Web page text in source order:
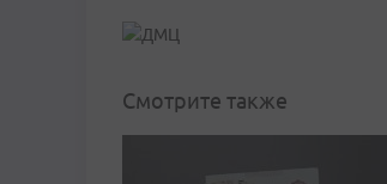
Смотрите также